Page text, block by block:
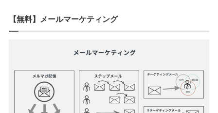
【無料】メールマーケティング